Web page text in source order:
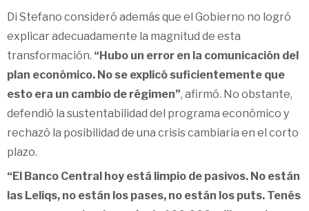
Di Stefano consideró además que el Gobierno no logró
explicar adecuadamente la magnitud de esta
transformación. “Hubo un error en la comunicación del
plan económico. No se explicó suficientemente que
esto era un cambio de régimen”, afirmó. No obstante,
defendió la sustentabilidad del programa económico y
rechazó la posibilidad de una crisis cambiaria en el corto
plazo.
“El Banco Central hoy está limpio de pasivos. No están
las Leliqs, no están los pases, no están los puts. Tenés